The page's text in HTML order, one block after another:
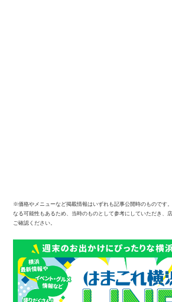
※価格やメニューなど掲載情報はいずれも記事公開時のものです
なる可能性もあるため、当時のものとして参考にしていただき、
ご確認ください。